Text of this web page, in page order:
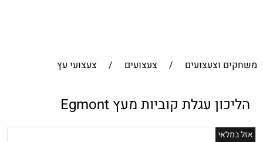
משחקים וצעצועים / צעצועים / צעצועי עץ
הליכון עגלת קוביות מעץ Egmont
אזל במלאי